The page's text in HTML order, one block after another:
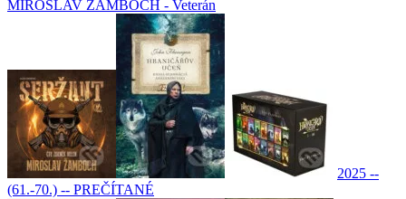
MIROSLAV ŽAMBOCH - Veterán
2025 --
(61.-70.) -- PREČÍTANÉ